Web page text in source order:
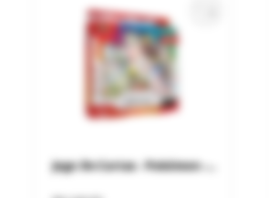
Fortnite é um jogo eletrônico multijogador de
campo aberto. Criado originalmente em 2011.
ganhando sua popularidade no ano de 2018. O
Play Set e Action Figures, confeccionado em